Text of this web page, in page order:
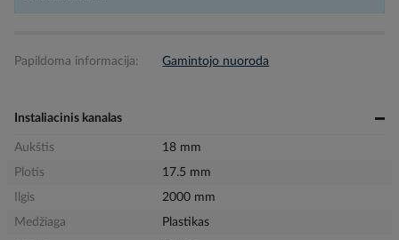
Papildoma informacija: Gamintojo nuoroda
Instaliacinis kanalas
Aukštis
18 mm
Plotis
17.5 mm
Ilgis
2000 mm
Medžiaga
Plastikas